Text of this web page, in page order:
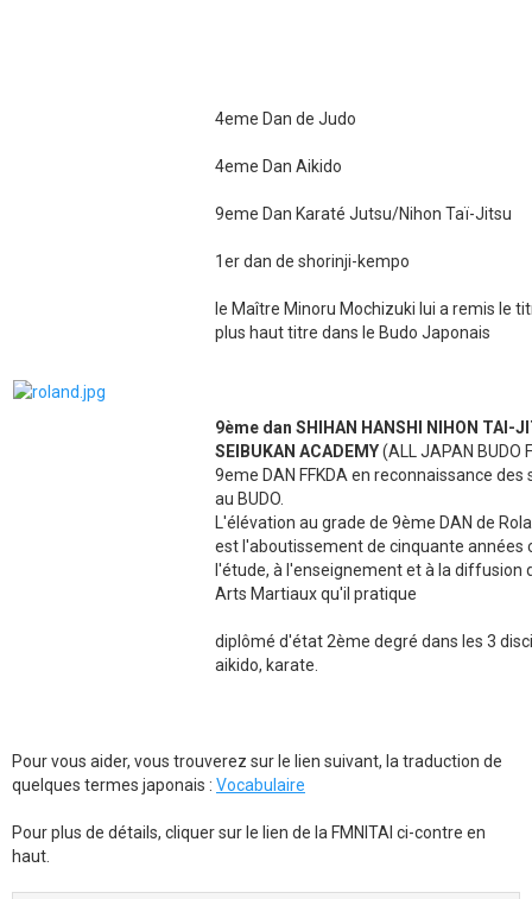
4eme Dan de Judo
4eme Dan Aikido
9eme Dan Karaté Jutsu/Nihon Taï-Jitsu
1er dan de shorinji-kempo
le Maître Minoru Mochizuki lui a remis le
plus haut titre dans le Budo Japonais
9ème dan SHIHAN HANSHI NIHON TAI-
SEIBUKAN ACADEMY(ALL JAPAN BUDO
9eme DAN FFKDA en reconnaissance des
au BUDO.
L'élévation au grade de 9ème DAN de
est l'aboutissement de cinquante années
l'étude, à l'enseignement et à la diffusion
Arts Martiaux qu'il pratique
diplômé d'état 2ème degré dans les 3
aikido, karate.
Pour vous aider, vous trouverez sur le lien suivant, la traduction de
quelques termes japonais : Vocabulaire
Pour plus de détails, cliquer sur le lien de la FMNITAI ci-contre en
haut.